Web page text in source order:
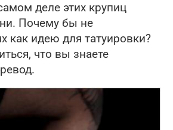
деле этих крупиц
Почему бы не
как идею для татуировки?
что вы знаете